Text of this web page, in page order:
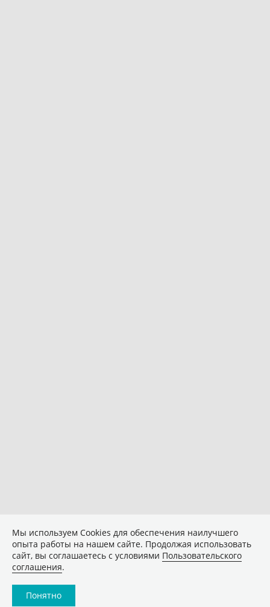
Мы используем Сookies для обеспечения наилучшего
опыта работы на нашем сайте. Продолжая использовать
сайт, вы соглашаетесь с условиями Пользовательского
соглашения.
Понятно